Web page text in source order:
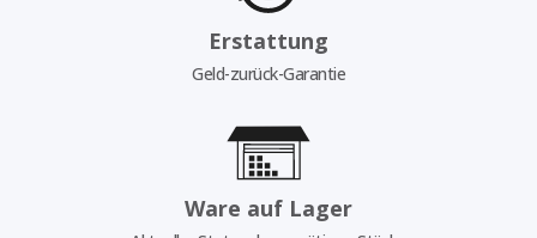
Erstattung
Geld-zurück-Garantie
Ware auf Lager